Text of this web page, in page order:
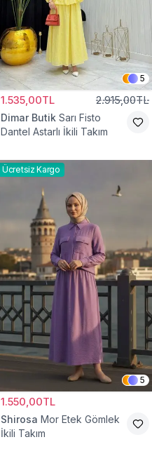
5
1.535,00TL 2.915,00TL
Dimar Butik Sarı Fisto
Dantel Astarlı İkili Takım
Ücretsiz Kargo
5
1.550,00TL
Shirosa Mor Etek Gömlek
İkili Takım